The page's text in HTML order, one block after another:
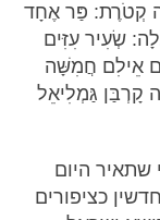
קְטֹרֶת: פַּר אֶחָד
שְׂעִיר עִזִּים
אֵילִם חֲמִשָּׁה
קָרְבַּן גַּמְלִיאֵל
שתאיר היום
כציפורים